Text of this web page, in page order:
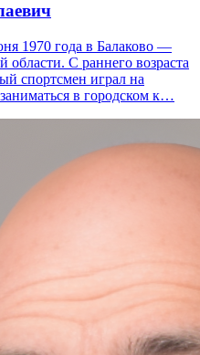
1970 года в Балаково —
области. С раннего возраста
спортсмен играл на
в городском к…